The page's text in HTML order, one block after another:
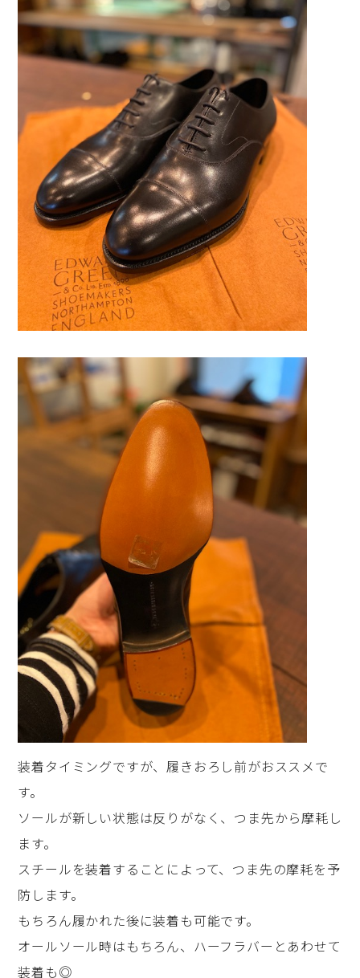
装着タイミングですが、履きおろし前がおススメで
す。
ソールが新しい状態は反りがなく、つま先から摩耗し
ます。
スチールを装着することによって、つま先の摩耗を予
防します。
もちろん履かれた後に装着も可能です。
オールソール時はもちろん、ハーフラバーとあわせて
装着も◎